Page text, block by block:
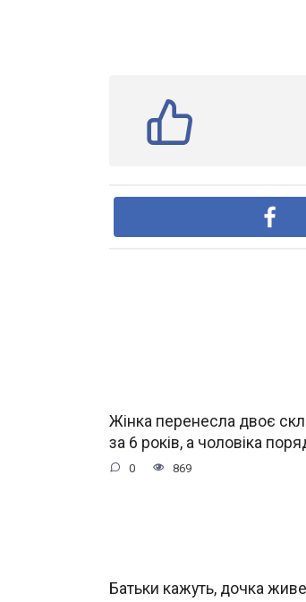
Жінка перенесла двоє
за 6 років, а чоловіка
0 869
Батьки кажуть, дочка живе